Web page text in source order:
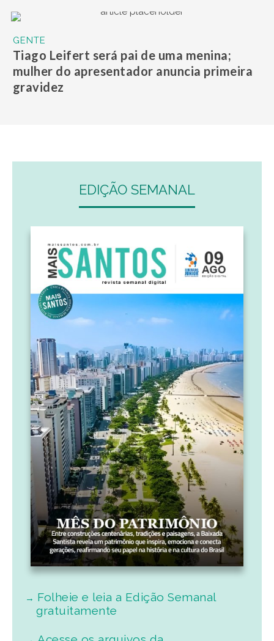
GENTE
Tiago Leifert será pai de uma menina;
mulher do apresentador anuncia primeira
gravidez
EDIÇÃO SEMANAL
Folheie e leia a Edição Semanal
gratuitamente